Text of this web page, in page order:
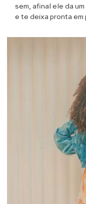
sem, afinal ele da
e te deixa pronta